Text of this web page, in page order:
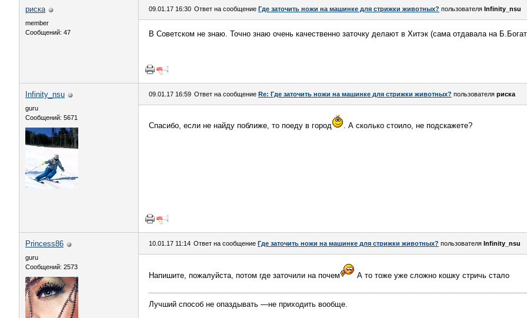
риска
member
Сообщений: 47
09.01.17 16:30 Ответ на сообщение Где заточить ножи на машинке для стрижки животных? пользователя Infinity_nsu
В Советском не знаю. Точно знаю очень качественно заточку делают в Хитэк (сама отдавала на
Infinity_nsu
guru
Сообщений: 5671
09.01.17 16:59 Ответ на сообщение Re: Где заточить ножи на машинке для стрижки животных? пользователя риска
Спасибо, если не найду поближе, то поеду в город . А сколько стоило, не подскажете?
Princess86
guru
Сообщений: 2573
10.01.17 11:14 Ответ на сообщение Где заточить ножи на машинке для стрижки животных? пользователя Infinity_nsu
Напишите, пожалуйста, потом где заточили на почем А то тоже уже сложно кошку стричь стало
Лучший способ не опаздывать —не приходить вообще.